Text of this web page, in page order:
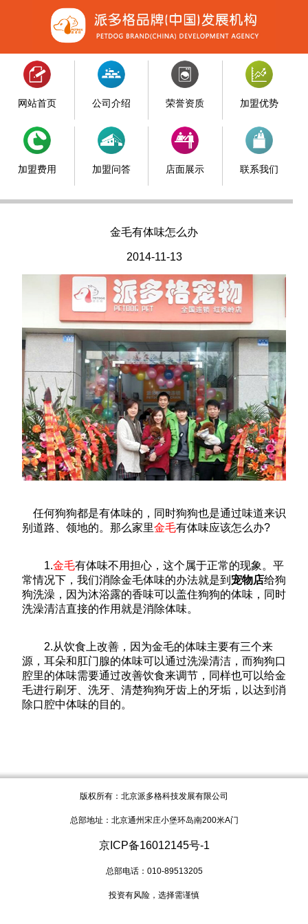
网站首页 公司介绍 荣誉资质 加盟优势
加盟费用 加盟问答 店面展示 联系我们
金毛有体味怎么办
2014-11-13
任何狗狗都是有体味的，同时狗狗也是通过味道来识
别道路、领地的。那么家里金毛有体味应该怎么办?
1.金毛有体味不用担心，这个属于正常的现象。平
常情况下，我们消除金毛体味的办法就是到 宠物店给狗
狗洗澡，因为沐浴露的香味可以盖住狗狗的体味，同时
洗澡清洁直接的作用就是消除体味。
2.从饮食上改善，因为金毛的体味主要有三个来
源，耳朵和肛门腺的体味可以通过洗澡清洁，而狗狗口
腔里的体味需要通过改善饮食来调节，同样也可以给金
毛进行刷牙、洗牙、清楚狗狗牙齿上的牙垢，以达到消
除口腔中体味的目的。
版权所有：北京派多格科技发展有限公司
总部地址：北京通州宋庄小堡环岛南200米A门
京ICP备16012145号-1
总部电话：010-89513205
投资有风险，选择需谨慎